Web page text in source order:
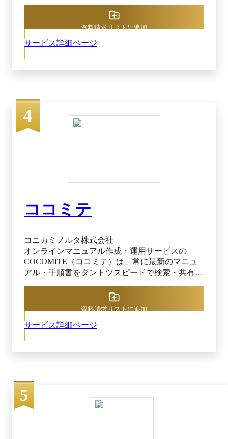
で可視化され、人手・時間に頼らない教育体制を
構築可能。 「教える人が変わるたびに内容がバ
た現場の悩みを、動画で標準化・効率化します。
サービス詳細ページ
資料請求リストに追加
4
ココミテ
コニカミノルタ株式会社
オンラインマニュアル作成・運用サービスの
COCOMITE（ココミテ）は、常に最新のマニュ
アル・手順書をダントツスピードで検索・共有す
1/3*、マニュアル検索時間1/3*で、現場の生産性
向上や人材育成に貢献。 5階層フォルダ構造×細
ニュアル運用構築に強みを持っています。 *MS
補足等、多様な形式を選択できるから、規約規定
からシステム操作マニュアルまで多様なマニュア
ルを作成可能。 ・STEP構造／章節項構造で、上
から下へ読み進める設計。読み方に迷わず、内容
サービス詳細ページ
資料請求リストに追加
5